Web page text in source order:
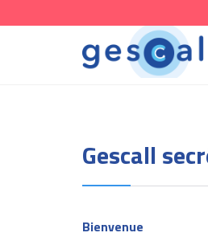
Gescall
Bienvenue